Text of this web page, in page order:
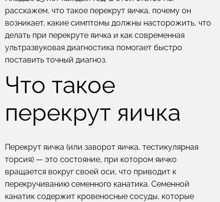
расскажем, что такое перекрут яичка, почему он
возникает, какие симптомы должны насторожить, что
делать при перекруте яичка и как современная
ультразвуковая диагностика помогает быстро
поставить точный диагноз.
Что такое
перекрут яичка
Перекрут яичка (или заворот яичка, тестикулярная
торсия) — это состояние, при котором яичко
вращается вокруг своей оси, что приводит к
перекручиванию семенного канатика. Семенной
канатик содержит кровеносные сосуды, которые